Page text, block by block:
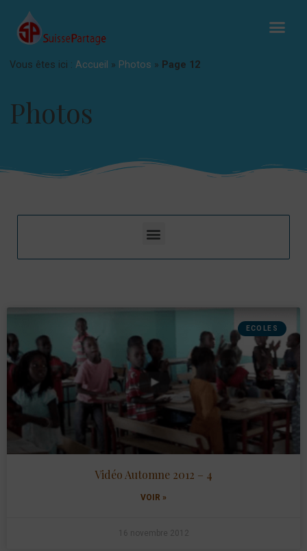
Vous êtes ici : Accueil » Photos » Page 12
Photos
ECOLES
Vidéo Automne 2012 – 4
VOIR »
16 novembre 2012